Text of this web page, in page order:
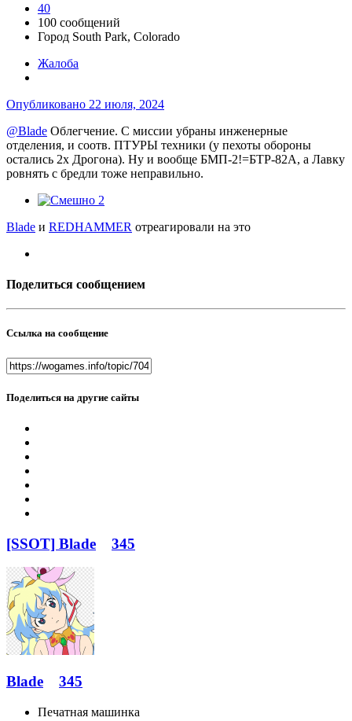
40
100 сообщений
Город South Park, Colorado
Жалоба
Опубликовано 22 июля, 2024
@Blade Облегчение. С миссии убраны инженерные
отделения, и соотв. ПТУРЫ техники (у пехоты обороны
остались 2х Дрогона). Ну и вообще БМП-2!=БТР-82А, а Лавку
ровнять с бредли тоже неправильно.
2
Blade и REDHAMMER отреагировали на это
Поделиться сообщением
Ссылка на сообщение
Поделиться на другие сайты
[SSOT] Blade 345
Blade 345
Печатная машинка